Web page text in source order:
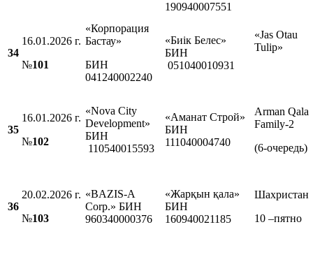
190940007551
34
16.01.2026 г.
№101
«Корпорация
Бастау»
БИН
041240002240
«Биік Белес»
БИН
051040010931
«Jas Otau
Tulip»
35
16.01.2026 г.
№102
«Nova City
Development»
БИН
110540015593
«Аманат Строй»
БИН
111040004740
Arman Qala
Family-2
(6-очередь)
36
20.02.2026 г.
№103
«BAZIS-A
Corp.» БИН
960340000376
«Жарқын қала»
БИН
160940021185
Шахристан
10 –пятно